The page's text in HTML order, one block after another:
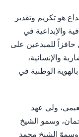
هو تكريم وتقدير
والإبداعية في
حافزاً للمبدعين على
والإنسانية،
الوطنية في
ولي عهد
وسمو الشيخ
وسموّ الشيخ محمد